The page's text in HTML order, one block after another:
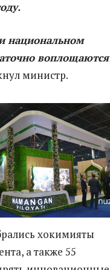
национальном
министр.
хокимияты
а также 55